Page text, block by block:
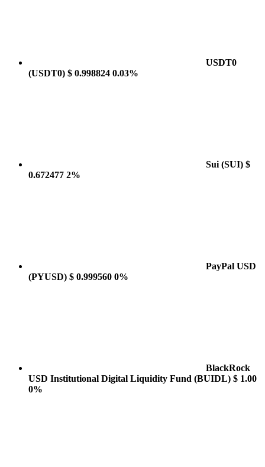
USDT0
(USDT0) $ 0.998824 0.03%
Sui (SUI) $
0.672477 2%
PayPal USD
(PYUSD) $ 0.999560 0%
BlackRock
USD Institutional Digital Liquidity Fund (BUIDL) $ 1.00
0%